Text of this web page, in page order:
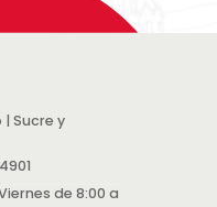
Sucre y
de 8:00 a